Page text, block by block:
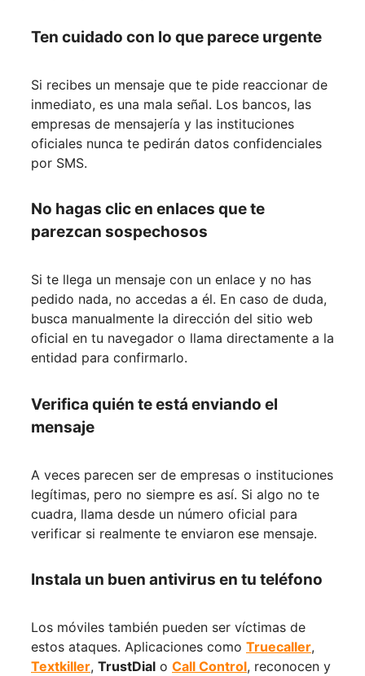
Ten cuidado con lo que parece urgente
Si recibes un mensaje que te pide reaccionar de
inmediato, es una mala señal. Los bancos, las
empresas de mensajería y las instituciones
oficiales nunca te pedirán datos confidenciales
por SMS.
No hagas clic en enlaces que te
parezcan sospechosos
Si te llega un mensaje con un enlace y no has
pedido nada, no accedas a él. En caso de duda,
busca manualmente la dirección del sitio web
oficial en tu navegador o llama directamente a la
entidad para confirmarlo.
Verifica quién te está enviando el
mensaje
A veces parecen ser de empresas o instituciones
legítimas, pero no siempre es así. Si algo no te
cuadra, llama desde un número oficial para
verificar si realmente te enviaron ese mensaje.
Instala un buen antivirus en tu teléfono
Los móviles también pueden ser víctimas de
estos ataques. Aplicaciones como Truecaller,
Textkiller, TrustDial o Call Control, reconocen y